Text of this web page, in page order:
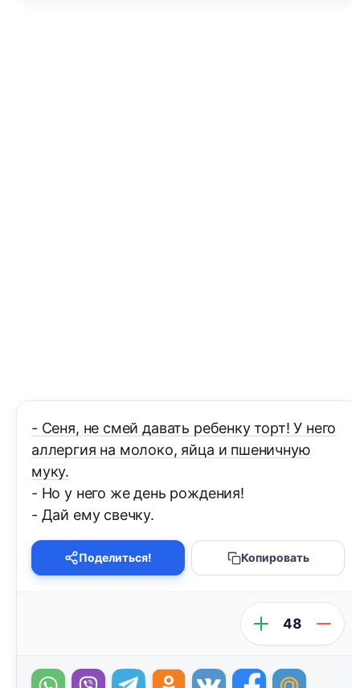
- Сеня, не смей давать ребенку торт! У него
аллергия на молоко, яйца и пшеничную
муку.
- Но у него же день рождения!
- Дай ему свечку.
Поделиться! Копировать
48